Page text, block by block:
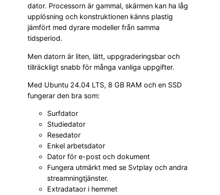
dator. Processorn är gammal, skärmen kan ha låg
upplösning och konstruktionen känns plastig
jämfört med dyrare modeller från samma
tidsperiod.
Men datorn är liten, lätt, uppgraderingsbar och
tillräckligt snabb för många vanliga uppgifter.
Med Ubuntu 24.04 LTS, 8 GB RAM och en SSD
fungerar den bra som:
Surfdator
Studiedator
Resedator
Enkel arbetsdator
Dator för e-post och dokument
Fungera utmärkt med se Svtplay och andra
streamningtjänster.
Extradataor i hemmet